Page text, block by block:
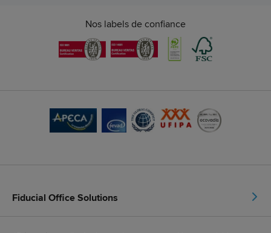
Nos labels de confiance
Fiducial Office Solutions